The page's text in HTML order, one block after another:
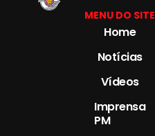
MENU DO SITE
Home
Notícias
Vídeos
Imprensa
PM